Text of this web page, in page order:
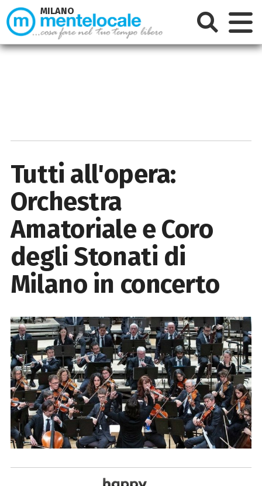
Tutti all'opera:
Orchestra
Amatoriale e Coro
degli Stonati di
Milano in concerto
MILANO